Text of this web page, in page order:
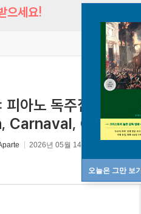
오늘은 그만 보
으세요!
노 독주집 ; 숲의 정
Carnaval,
2026년 05월 14일